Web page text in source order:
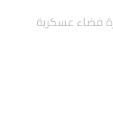
فضاء عسكرية